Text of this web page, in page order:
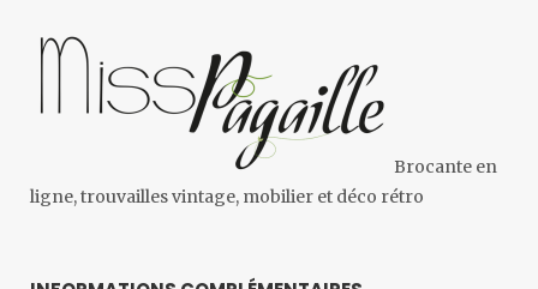
Brocante en
ligne, trouvailles vintage, mobilier et déco rétro